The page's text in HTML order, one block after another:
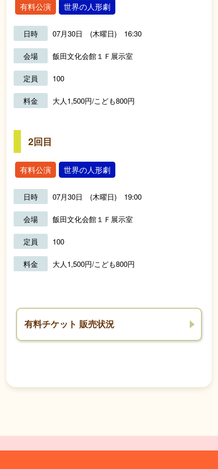
有料公演 世界の人形劇
日時 07月30日 (木曜日) 16:30
会場 飯田文化会館１Ｆ展示室
定員 100
料金 大人1,500円/こども800円
2回目
有料公演 世界の人形劇
日時 07月30日 (木曜日) 19:00
会場 飯田文化会館１Ｆ展示室
定員 100
料金 大人1,500円/こども800円
有料チケット 販売状況